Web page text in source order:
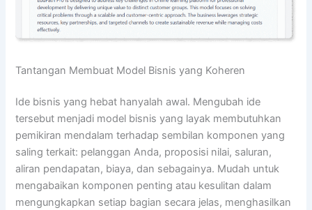
Tantangan Membuat Model Bisnis yang Koheren
Ide bisnis yang hebat hanyalah awal. Mengubah ide
tersebut menjadi model bisnis yang layak membutuhkan
pemikiran mendalam terhadap sembilan komponen yang
saling terkait: pelanggan Anda, proposisi nilai, saluran,
aliran pendapatan, biaya, dan sebagainya. Mudah untuk
mengabaikan komponen penting atau kesulitan dalam
mengungkapkan setiap bagian secara jelas, menghasilkan